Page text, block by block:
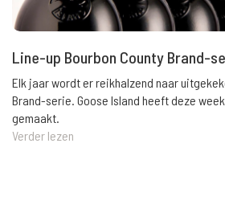
Line-up Bourbon County Brand-
Elk jaar wordt er reikhalzend naar
Brand-serie. Goose Island heeft deze
gemaakt.
Verder lezen